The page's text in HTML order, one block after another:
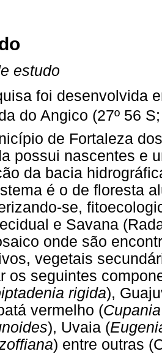
estudo
foi desenvolvida
do Angico (27º 56
de Fortaleza
possui nascentes e
da bacia
é o de floresta
se,
e Savana
onde são
vegetais
os seguintes
rigida),
vermelho (
), Uvaia (
) entre outras